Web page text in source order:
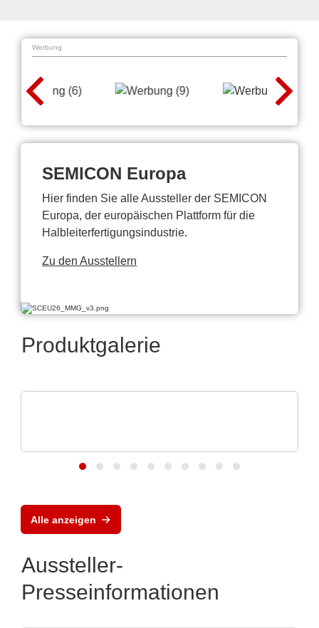
Werbung
SEMICON Europa
Hier finden Sie alle Aussteller der SEMICON
Europa, der europäischen Plattform für die
Halbleiterfertigungsindustrie.
Zu den Ausstellern
Produktgalerie
Alle anzeigen
Aussteller-
Presseinformationen